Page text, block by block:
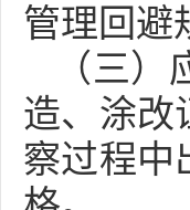
管理回避
（三
造、涂改
察过程中